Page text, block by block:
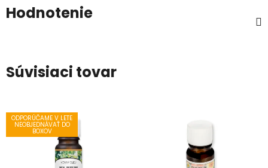
Hodnotenie
Súvisiaci tovar
ODPORÚČAME V LETE
NEOBJEDNÁVAŤ DO
BOXOV